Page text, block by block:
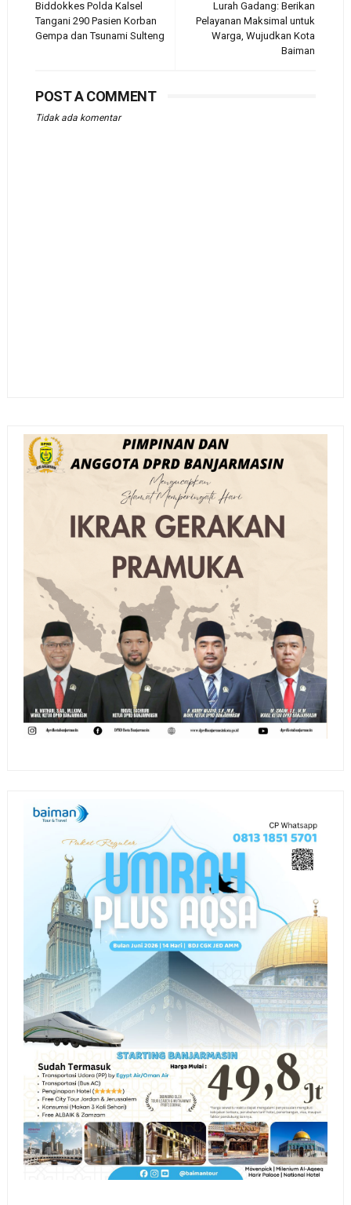
Lurah Gadang: Berikan
Pelayanan Maksimal untuk
Warga, Wujudkan Kota
Baiman
Biddokkes Polda Kalsel
Tangani 290 Pasien Korban
Gempa dan Tsunami Sulteng
POST A COMMENT
Tidak ada komentar